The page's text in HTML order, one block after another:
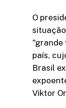
O
"grande
país,
Brasil
Viktor